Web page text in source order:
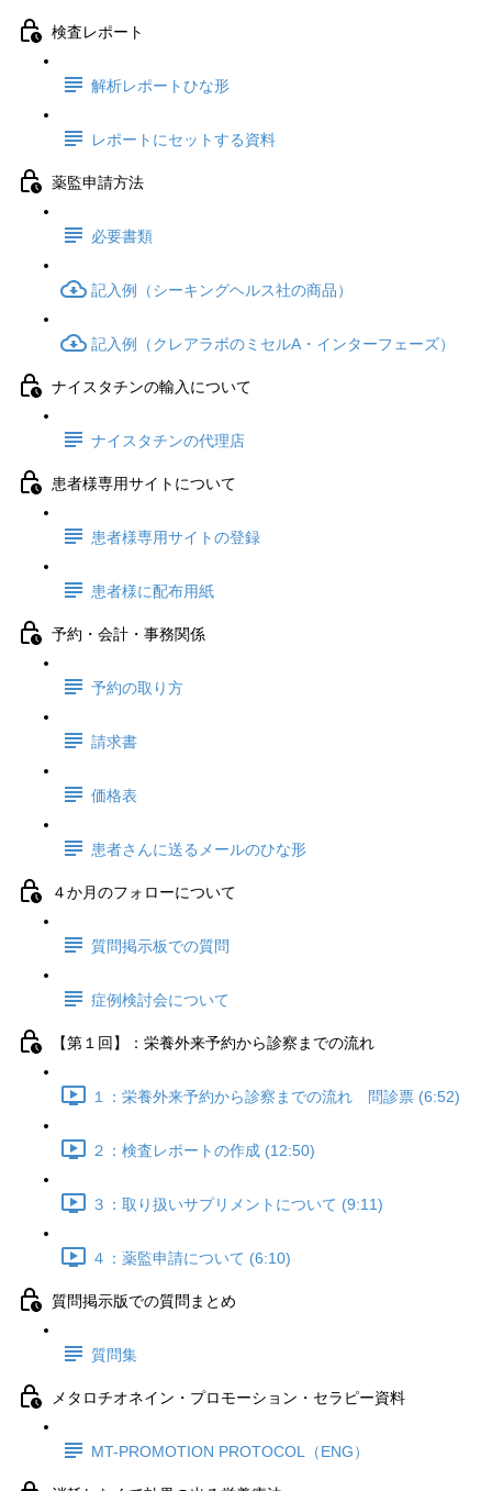
検査レポート
解析レポートひな形
レポートにセットする資料
薬監申請方法
必要書類
記入例（シーキングヘルス社の商品）
記入例（クレアラボのミセルA・インターフェーズ）
ナイスタチンの輸入について
ナイスタチンの代理店
患者様専用サイトについて
患者様専用サイトの登録
患者様に配布用紙
予約・会計・事務関係
予約の取り方
請求書
価格表
患者さんに送るメールのひな形
４か月のフォローについて
質問掲示板での質問
症例検討会について
【第１回】：栄養外来予約から診察までの流れ
１：栄養外来予約から診察までの流れ 問診票 (6:52)
２：検査レポートの作成 (12:50)
３：取り扱いサプリメントについて (9:11)
４：薬監申請について (6:10)
質問掲示版での質問まとめ
質問集
メタロチオネイン・プロモーション・セラピー資料
MT-PROMOTION PROTOCOL（ENG）